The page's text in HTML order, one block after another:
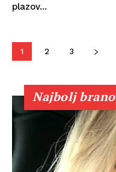
plazov...
1 2 3
Najbolj brano